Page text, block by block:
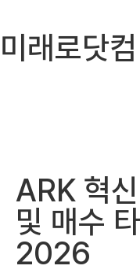
미래로닷컴
ARK 혁
및 매수
2026